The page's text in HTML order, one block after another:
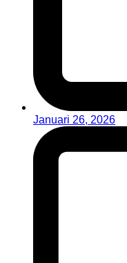
Januari 26, 2026